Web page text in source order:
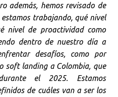
además, hemos revisado de
trabajando, qué nivel
nivel de proactividad como
dentro de nuestro día a
desafíos, como por
soft landing a Colombia, que
el 2025. Estamos
de cuáles van a ser los